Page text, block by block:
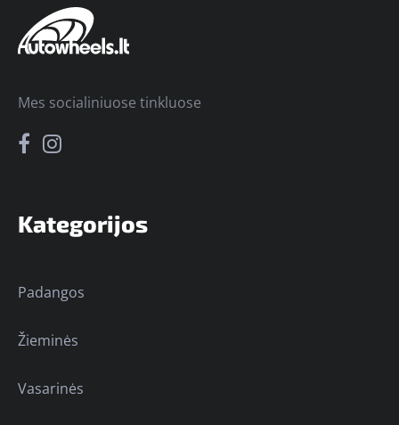
Kategorijos
Padangos
Žieminės
Vasarinės
Mes socialiniuose tinkluose